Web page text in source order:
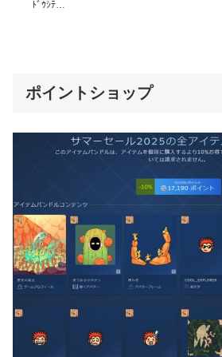
ﾄﾞｳｼﾃ…
ポイントショップ